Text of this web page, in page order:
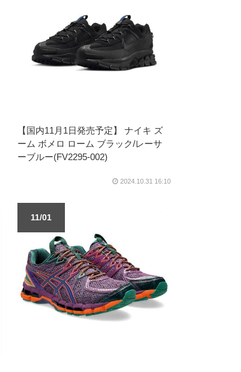
【国内11月1日発売予定】 ナイキ ズ
ーム ボメロ ローム ブラック/レーサ
ーブルー(FV2295-002)
2024.10.31 16:10
11/01